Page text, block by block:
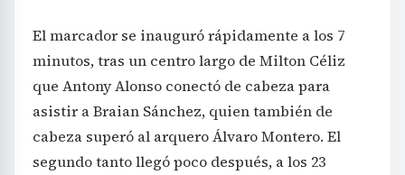
El marcador se inauguró rápidamente a los 7
minutos, tras un centro largo de Milton Céliz
que Antony Alonso conectó de cabeza para
asistir a Braian Sánchez, quien también de
cabeza superó al arquero Álvaro Montero. El
segundo tanto llegó poco después, a los 23